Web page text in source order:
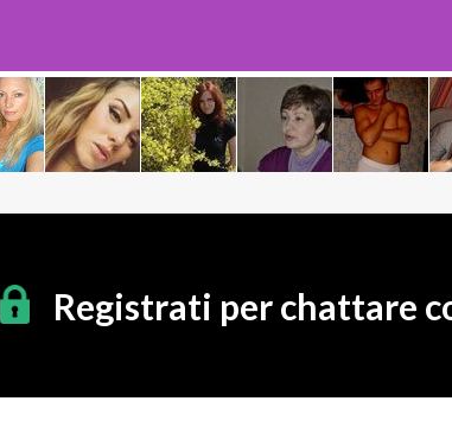
Registrati per chattare